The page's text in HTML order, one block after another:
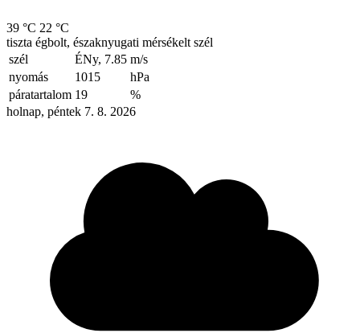
39 °C 22 °C
tiszta égbolt, északnyugati mérsékelt szél
szél
ÉNy, 7.85 m/s
nyomás
1015
hPa
páratartalom 19
%
holnap, péntek 7. 8. 2026